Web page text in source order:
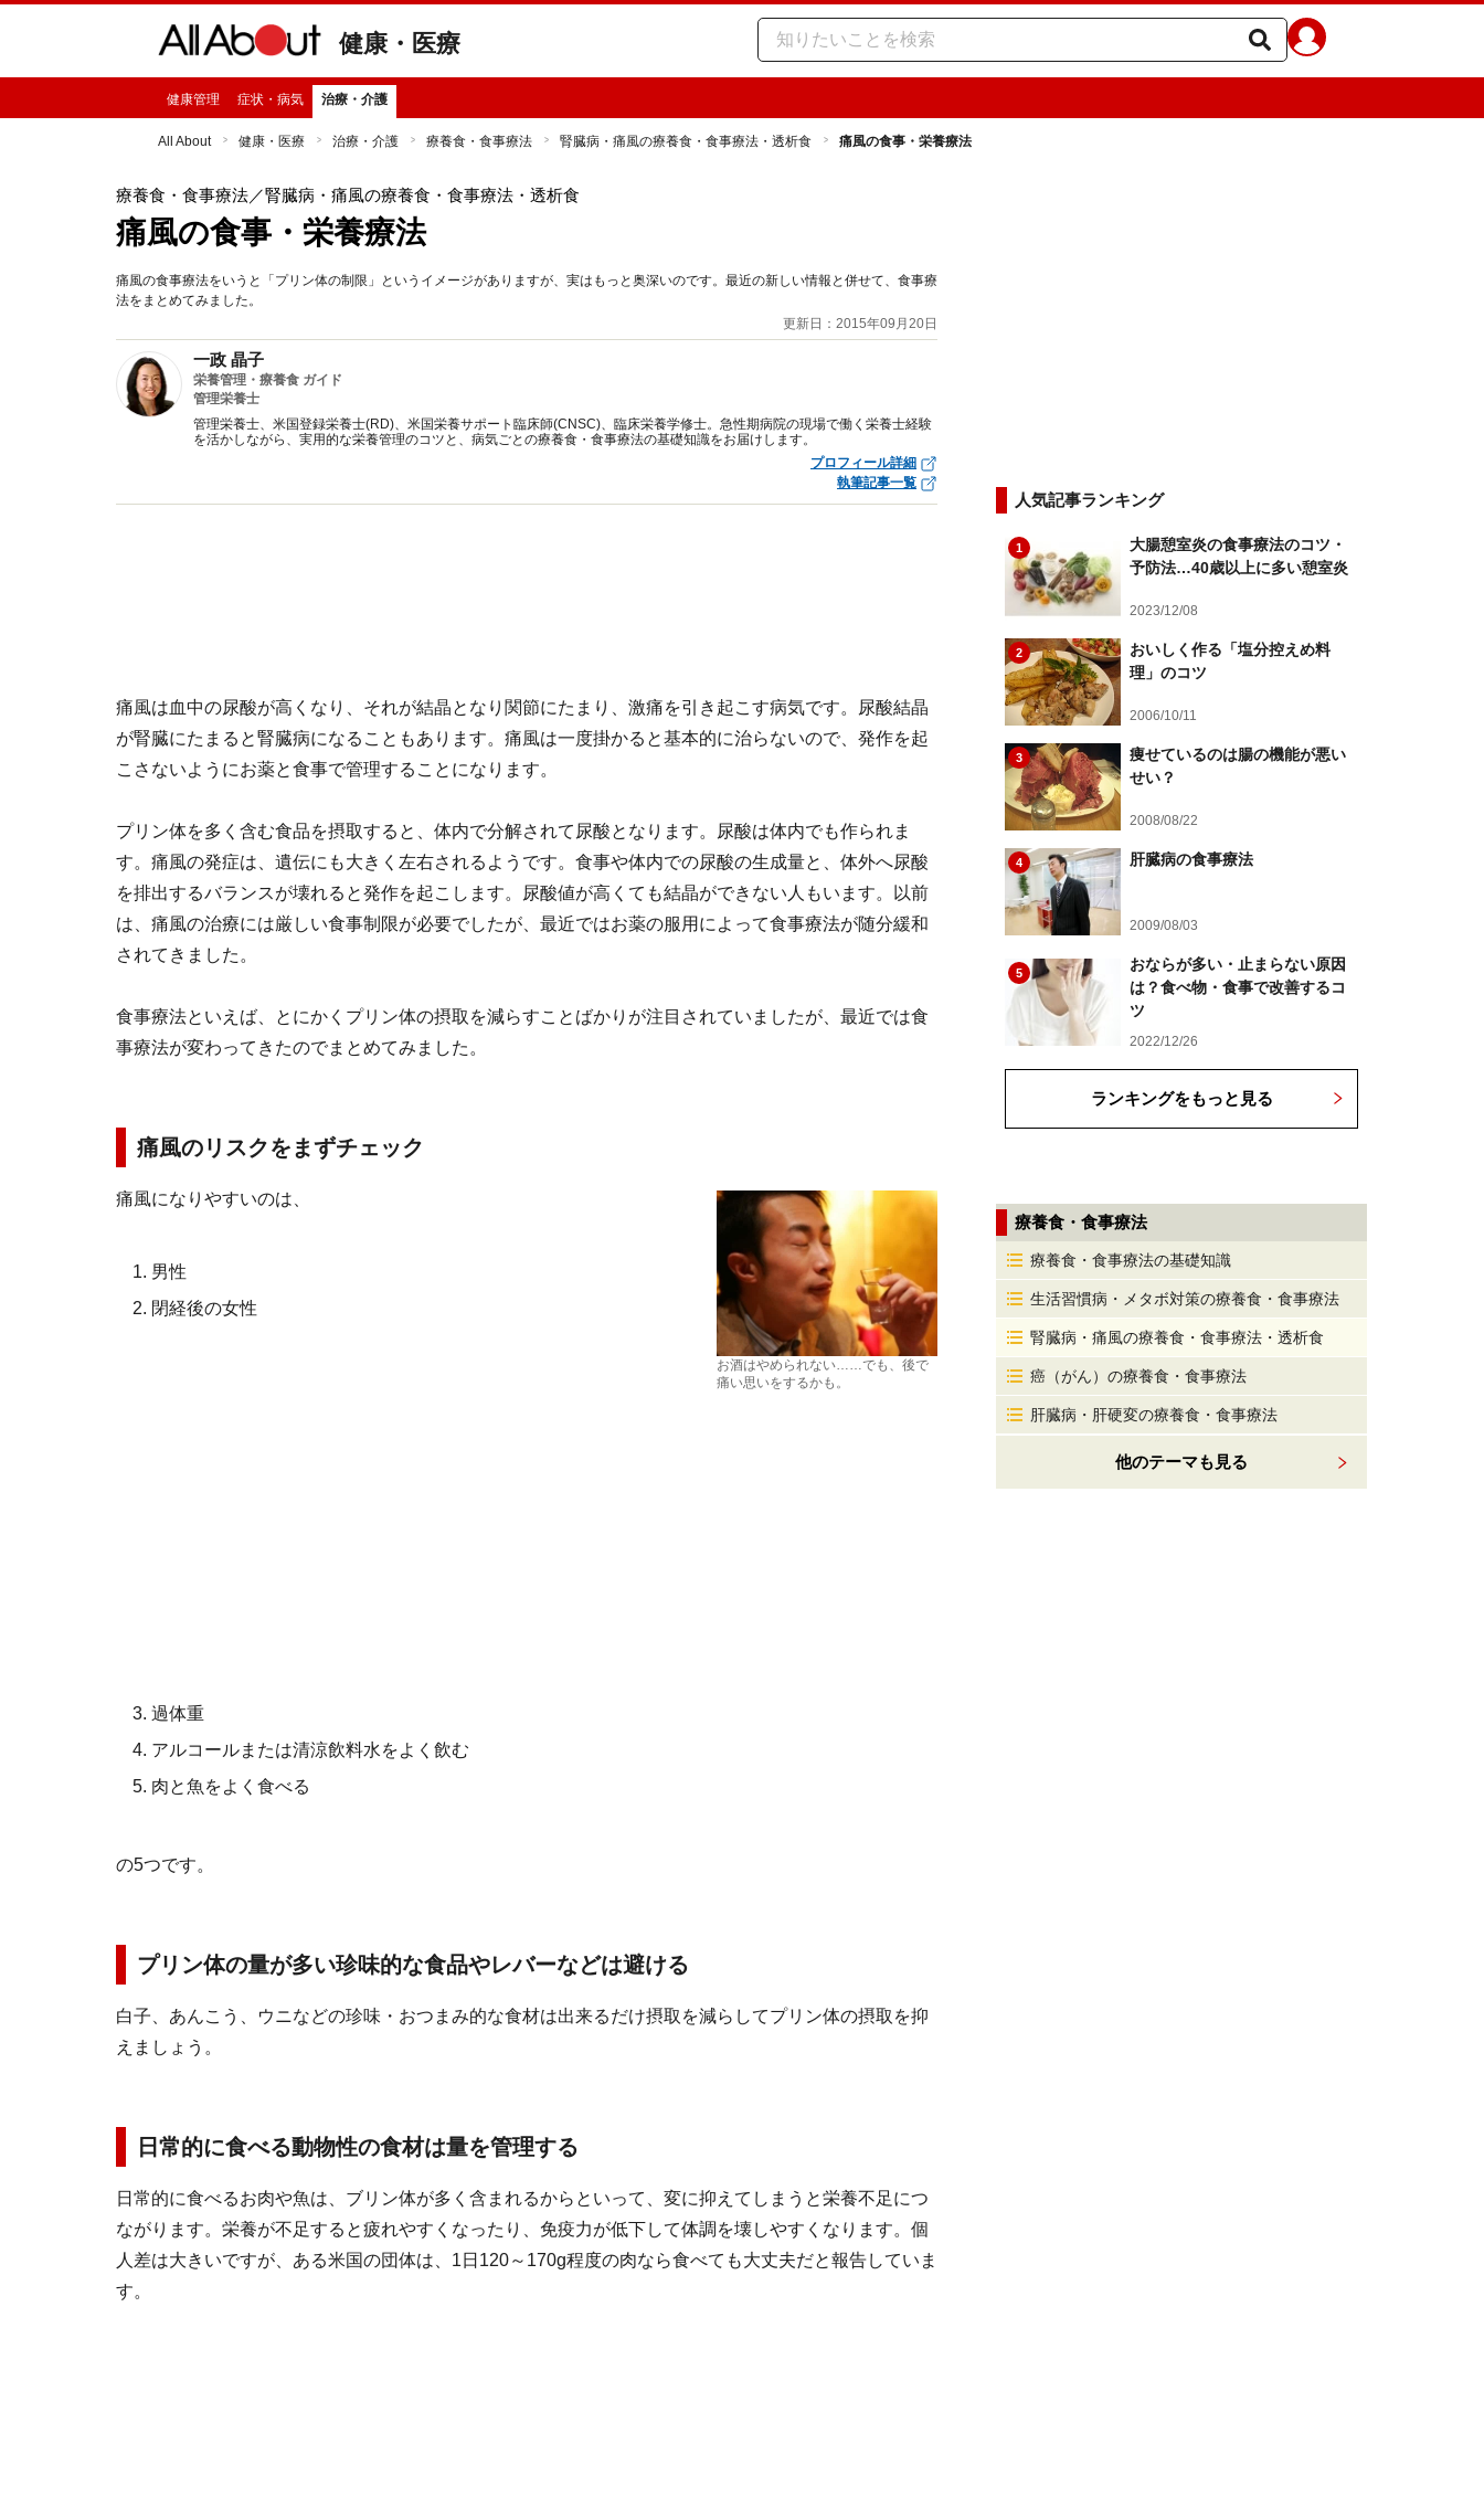
健康・医療
健康管理 症状・病気 治療・介護
All About 健康・医療 治療・介護 療養食・食事療法 腎臓病・痛風の療養食・食事療法・透析食 痛風の食事・栄養療法
療養食・食事療法／腎臓病・痛風の療養食・食事療法・透析食
痛風の食事・栄養療法
痛風の食事療法をいうと「プリン体の制限」というイメージがありますが、実はもっと奥深いのです。最近の新しい情報と併せて、食事療
法をまとめてみました。
更新日：2015年09月20日
一政 晶子
栄養管理・療養食 ガイド
管理栄養士
管理栄養士、米国登録栄養士(RD)、米国栄養サポート臨床師(CNSC)、臨床栄養学修士。急性期病院の現場で働く栄養士経験
を活かしながら、実用的な栄養管理のコツと、病気ごとの療養食・食事療法の基礎知識をお届けします。
プロフィール詳細
執筆記事一覧
痛風は血中の尿酸が高くなり、それが結晶となり関節にたまり、激痛を引き起こす病気です。尿酸結晶
が腎臓にたまると腎臓病になることもあります。痛風は一度掛かると基本的に治らないので、発作を起
こさないようにお薬と食事で管理することになります。
プリン体を多く含む食品を摂取すると、体内で分解されて尿酸となります。尿酸は体内でも作られま
す。痛風の発症は、遺伝にも大きく左右されるようです。食事や体内での尿酸の生成量と、体外へ尿酸
を排出するバランスが壊れると発作を起こします。尿酸値が高くても結晶ができない人もいます。以前
は、痛風の治療には厳しい食事制限が必要でしたが、最近ではお薬の服用によって食事療法が随分緩和
されてきました。
食事療法といえば、とにかくプリン体の摂取を減らすことばかりが注目されていましたが、最近では食
事療法が変わってきたのでまとめてみました。
痛風のリスクをまずチェック
お酒はやめられない……でも、後で
痛い思いをするかも。
痛風になりやすいのは、
男性
閉経後の女性
過体重
アルコールまたは清涼飲料水をよく飲む
肉と魚をよく食べる
の5つです。
プリン体の量が多い珍味的な食品やレバーなどは避ける
白子、あんこう、ウニなどの珍味・おつまみ的な食材は出来るだけ摂取を減らしてプリン体の摂取を抑
えましょう。
日常的に食べる動物性の食材は量を管理する
日常的に食べるお肉や魚は、ブリン体が多く含まれるからといって、変に抑えてしまうと栄養不足につ
ながります。栄養が不足すると疲れやすくなったり、免疫力が低下して体調を壊しやすくなります。個
人差は大きいですが、ある米国の団体は、1日120～170g程度の肉なら食べても大丈夫だと報告していま
す。
人気記事ランキング
1
大腸憩室炎の食事療法のコツ・
予防法…40歳以上に多い憩室炎
2023/12/08
2
おいしく作る「塩分控えめ料
理」のコツ
2006/10/11
3
痩せているのは腸の機能が悪い
せい？
2008/08/22
4 肝臓病の食事療法
2009/08/03
5
おならが多い・止まらない原因
は？食べ物・食事で改善するコ
ツ
2022/12/26
ランキングをもっと見る
療養食・食事療法
療養食・食事療法の基礎知識
生活習慣病・メタボ対策の療養食・食事療法
腎臓病・痛風の療養食・食事療法・透析食
癌（がん）の療養食・食事療法
肝臓病・肝硬変の療養食・食事療法
他のテーマも見る